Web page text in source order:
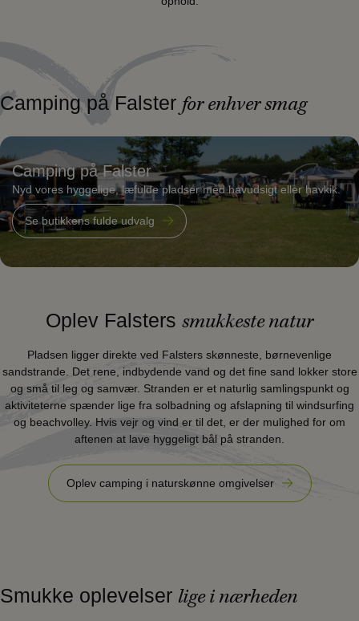
Camping på Falster for enhver smag
Camping på Falster
Nyd vores hyggelige, læfulde pladser med havudsigt eller havkik.
Se butikkens fulde udvalg
Oplev Falsters smukkeste natur
Pladsen ligger direkte ved Falsters skønneste, børnevenlige
sandstrande. Det rene, indbydende vand og det fine sand lokker store
og små til leg og samvær. Stranden er et naturlig samlingspunkt og
aktiviteterne spænder lige fra solbadning og afslapning til windsurfing
og beachvolley. Hvis vejr og vind er til det, er der mulighed for om
aftenen at lave hyggeligt bål på stranden.
Oplev camping i naturskønne omgivelser
Smukke oplevelser lige i nærheden